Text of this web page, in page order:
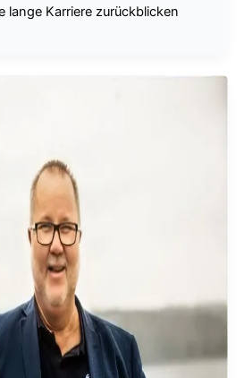
lange Karriere zurückblicken